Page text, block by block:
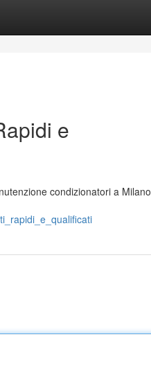
e
condizionatori a